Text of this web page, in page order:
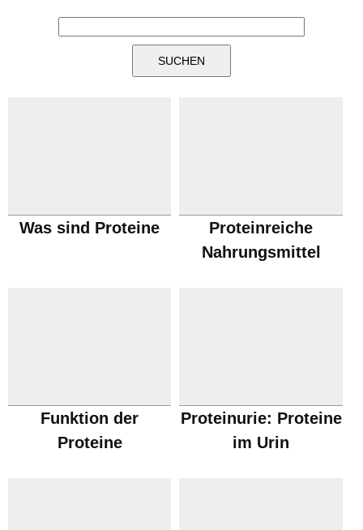
Was sind Proteine
Proteinreiche
Nahrungsmittel
Funktion der
Proteine
Proteinurie: Proteine
im Urin